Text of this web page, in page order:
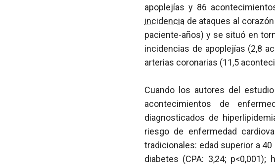
apoplejías y 86
incidencia de ataques al
paciente-años) y se situó en
incidencias de apoplejías (2,8
arterias coronarias (11,5
Cuando los autores del
acontecimientos de
diagnosticados de
riesgo de enfermedad
tradicionales: edad superior a
diabetes (CPA: 3,24; p<0,001);